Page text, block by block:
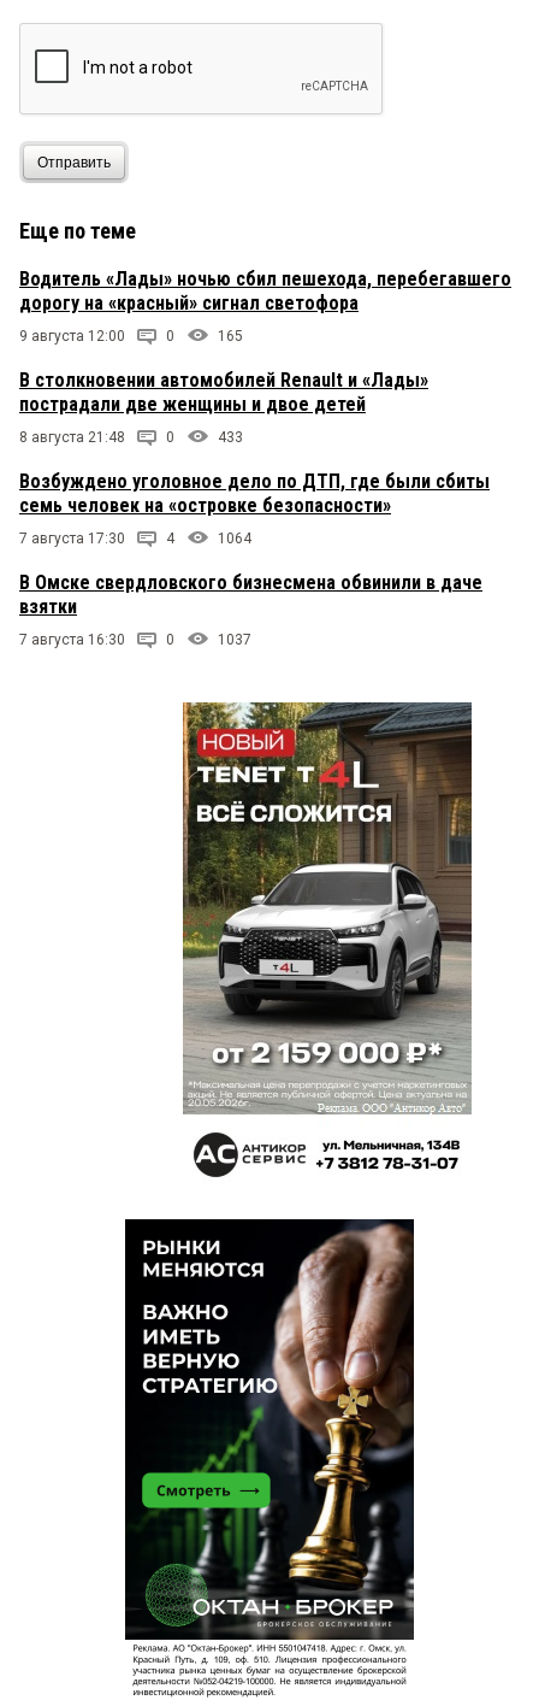
Отправить
Еще по теме
Водитель «Лады» ночью сбил пешехода, перебегавшего
дорогу на «красный» сигнал светофора
9 августа 12:00 0 165
В столкновении автомобилей Renault и «Лады»
пострадали две женщины и двое детей
8 августа 21:48 0 433
Возбуждено уголовное дело по ДТП, где были сбиты
семь человек на «островке безопасности»
7 августа 17:30 4 1064
В Омске свердловского бизнесмена обвинили в даче
взятки
7 августа 16:30 0 1037